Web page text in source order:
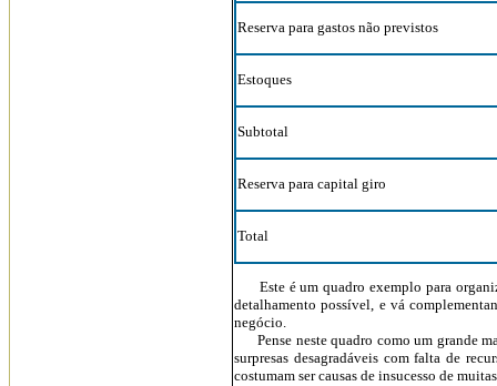
Reserva para gastos não previstos
Estoques
Subtotal
Reserva para capital giro
Total
Este é um quadro exemplo para
detalhamento possível, e vá
negócio.
Pense neste quadro como um grande
surpresas desagradáveis com falta de
costumam ser causas de insucesso de